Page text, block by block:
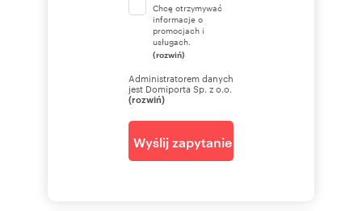
Chcę otrzymywać
informacje o
promocjach i
usługach.
(rozwiń)
Administratorem danych
jest Domiporta Sp. z o.o.
(rozwiń)
Wyślij zapytanie